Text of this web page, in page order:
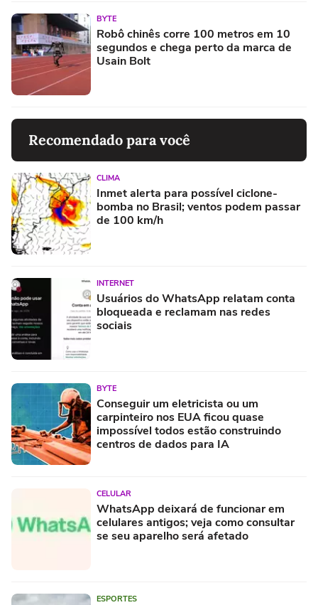
BYTE
Robô chinês corre 100 metros em 10
segundos e chega perto da marca de
Usain Bolt
Recomendado para você
CLIMA
Inmet alerta para possível ciclone-
bomba no Brasil; ventos podem passar
de 100 km/h
INTERNET
Usuários do WhatsApp relatam conta
bloqueada e reclamam nas redes
sociais
BYTE
Conseguir um eletricista ou um
carpinteiro nos EUA ficou quase
impossível todos estão construindo
centros de dados para IA
CELULAR
WhatsApp deixará de funcionar em
celulares antigos; veja como consultar
se seu aparelho será afetado
ESPORTES